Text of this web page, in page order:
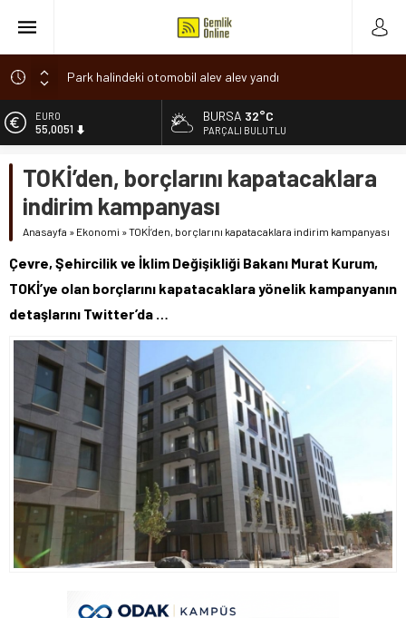
Park halindeki otomobil alev alev yandı
Osmangazi’de baharın müjdesi ‘Hıdırellez’ coşkuyla kutlandı
7 aylık hamileyken evden çıktı, sırra kadem bastı
Romanya’da Hıdırellez Coşkusu
ALTIN
6.584,66
13.889,75
DOLAR
47,7046
55,0051
BURSA 32°C
PARÇALI BULUTLU
TOKİ’den, borçlarını kapatacaklara
indirim kampanyası
Anasayfa » Ekonomi »TOKİ’den, borçlarını kapatacaklara indirim kampanyası
Çevre, Şehircilik ve İklim Değişikliği Bakanı Murat Kurum,
TOKİ’ye olan borçlarını kapatacaklara yönelik kampanyanın
detaşlarını Twitter’da …